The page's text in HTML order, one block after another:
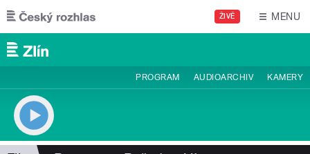
Přejít k hlavnímu obsahu
ŽIVĚ MENU
PROGRAM AUDIOARCHIV KAMERY